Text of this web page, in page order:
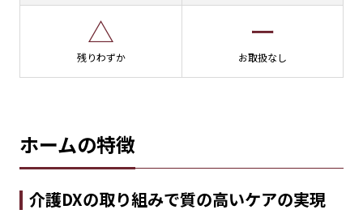
△
残りわずか
ー
お取扱なし
ホームの特徴
介護DXの取り組みで質の高いケアの実現